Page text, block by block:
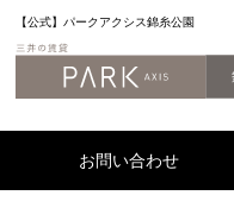
【公式】パークアクシス錦糸公園
お問い合わせ